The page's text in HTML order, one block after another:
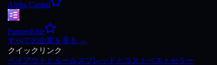
Alpha Capital
FuturesElite
すべての企業を見る →
クイックリンク
ペイアウトとルールスプレッドとコスト ベストセラー